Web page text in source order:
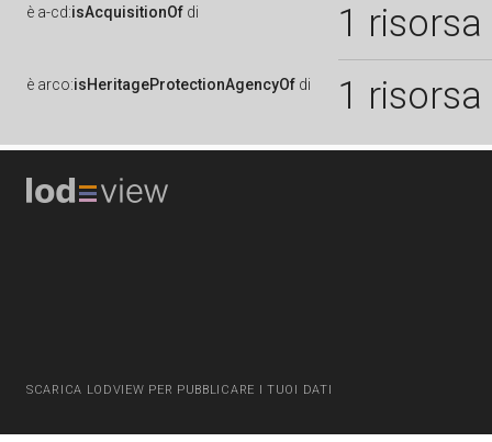
è a-cd:isAcquisitionOf di 1 risorsa
è arco:isHeritageProtectionAgencyOf di 1 risorsa
SCARICA LODVIEW PER PUBBLICARE I TUOI DATI